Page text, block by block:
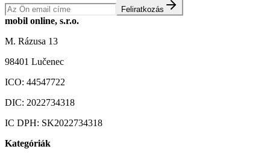
Feliratkozás
mobil online, s.r.o.
M. Rázusa 13
98401 Lučenec
ICO: 44547722
DIC: 2022734318
IC DPH: SK2022734318
Kategóriák